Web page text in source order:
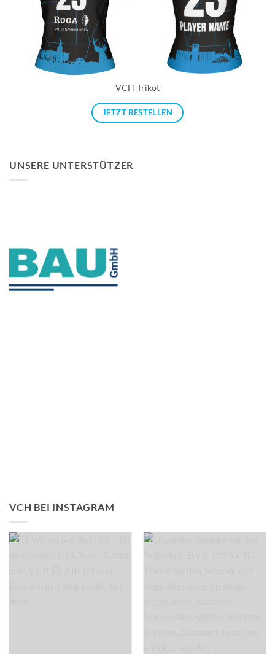
VCH-Trikot
JETZT BESTELLEN
UNSERE UNTERSTÜTZER
VCH BEI INSTAGRAM